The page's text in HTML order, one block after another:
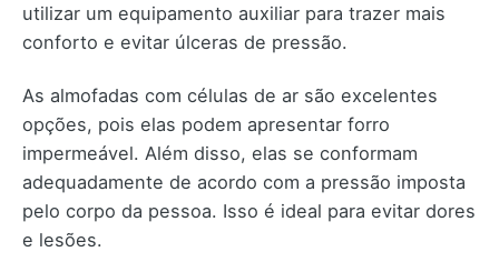
utilizar um equipamento auxiliar para trazer mais
conforto e evitar úlceras de pressão.
As almofadas com células de ar são excelentes
opções, pois elas podem apresentar forro
impermeável. Além disso, elas se conformam
adequadamente de acordo com a pressão imposta
pelo corpo da pessoa. Isso é ideal para evitar dores
e lesões.